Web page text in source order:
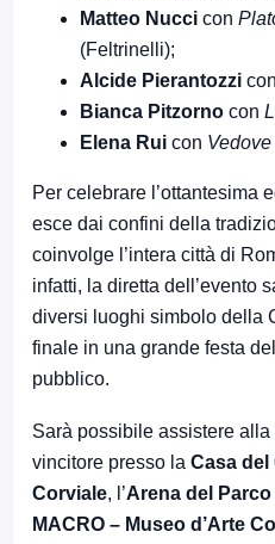
Matteo Nucci con
(Feltrinelli);
Alcide Pierantozzi con
Bianca Pitzorno con
Elena Rui con
Per celebrare l’ottantesima
esce dai confini della
coinvolge l’intera città di
infatti, la diretta dell’evento
diversi luoghi simbolo della
finale in una grande festa
pubblico.
Sarà possibile assistere alla
vincitore presso la Casa del
Corviale, l’Arena del
MACRO – Museo d’Arte